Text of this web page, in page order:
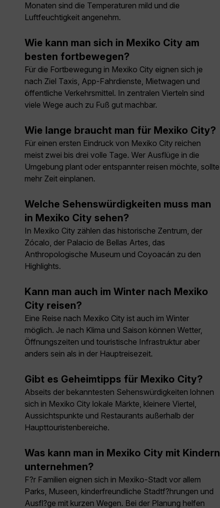
Monaten sind die Temperaturen mild und die
Luftfeuchtigkeit angenehm.
Wie kann man sich in Mexiko City am
besten fortbewegen?
Für die Fortbewegung in Mexiko City eignen sich je
nach Ziel Taxis, App-Fahrdienste, Mietwagen und
öffentliche Verkehrsmittel. In zentralen Vierteln sind
viele Wege auch zu Fuß gut machbar.
Wie lange braucht man für Mexiko City?
Für einen ersten Eindruck von Mexiko City reichen
meist zwei bis drei volle Tage. Wer Ausflüge in die
Umgebung plant oder entspannter reisen möchte, sollte
mehr Zeit einplanen.
Welche Sehenswürdigkeiten muss man
in Mexiko City sehen?
In Mexiko City zählen das historische Zentrum, der
Zócalo, der Palacio de Bellas Artes, das
Anthropologische Museum und Coyoacán zu den
Highlights.
Kann man auch im Winter nach Mexiko
City reisen?
Eine Reise nach Mexiko City ist auch im Winter
möglich. Je nach Klima und Saison können Wetter,
Öffnungszeiten und touristische Infrastruktur aber
anders sein als in der Hauptreisezeit.
Gibt es Geheimtipps für Mexiko City?
Abseits der bekanntesten Sehenswürdigkeiten lohnen
sich in Mexiko City lokale Märkte, kleinere Viertel,
Aussichtspunkte und Restaurants außerhalb der
Haupttouristenbereiche.
Was kann man in Mexiko City mit Kindern
unternehmen?
F?r Familien eignen sich in Mexiko-Stadt vor allem
Parks, Museen, kinderfreundliche Stadtf?hrungen und
Ausfl?ge mit kurzen Wegen. Bei der Planung helfen